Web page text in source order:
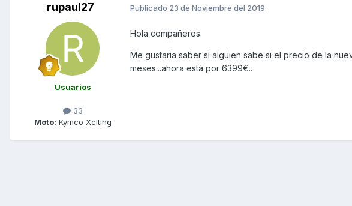
rupaul27
Usuarios
33
Moto: Kymco Xciting
Publicado 23 de Noviembre del 2019
Hola compañeros.
Me gustaria saber si alguien sabe si el precio de la
meses...ahora está por 6399€..